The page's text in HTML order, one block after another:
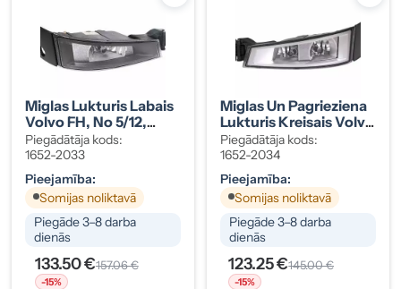
Miglas Lukturis Labais
Volvo FH, No 5/12,
Melns Ietvars
Piegādātāja kods:
1652-2033
Pieejamība:
Somijas noliktavā
Piegāde 3–8 darba
dienās
133.50 €157.06 €
-15%
Miglas Un Pagrieziena
Lukturis Kreisais Volvo
FH16, No 5/12, Hroma
Ietvars
Piegādātāja kods:
1652-2034
Pieejamība:
Somijas noliktavā
Piegāde 3–8 darba
dienās
123.25 €145.00 €
-15%